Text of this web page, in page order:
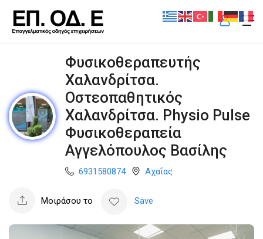
Φυσικοθεραπευτής
Χαλανδρίτσα.
Οστεοπαθητικός
Χαλανδρίτσα. Physio Pulse
Φυσικοθεραπεία
Αγγελόπουλος Βασίλης
6931580874 Αχαΐας
Μοιράσου το Save